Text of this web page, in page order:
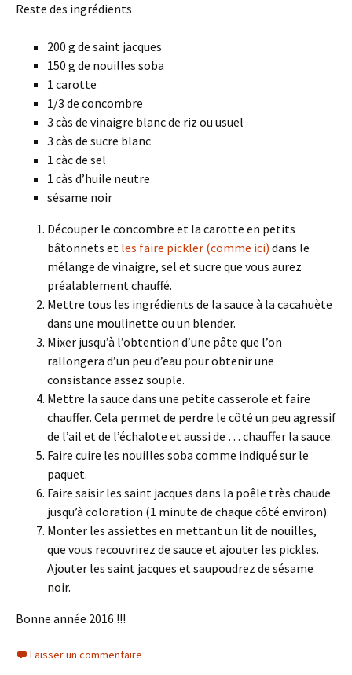
Reste des ingrédients
200 g de saint jacques
150 g de nouilles soba
1 carotte
1/3 de concombre
3 càs de vinaigre blanc de riz ou usuel
3 càs de sucre blanc
1 càc de sel
1 càs d’huile neutre
sésame noir
Découper le concombre et la carotte en petits
bâtonnets et les faire pickler (comme ici) dans le
mélange de vinaigre, sel et sucre que vous aurez
préalablement chauffé.
Mettre tous les ingrédients de la sauce à la cacahuète
dans une moulinette ou un blender.
Mixer jusqu’à l’obtention d’une pâte que l’on
rallongera d’un peu d’eau pour obtenir une
consistance assez souple.
Mettre la sauce dans une petite casserole et faire
chauffer. Cela permet de perdre le côté un peu agressif
de l’ail et de l’échalote et aussi de … chauffer la sauce.
Faire cuire les nouilles soba comme indiqué sur le
paquet.
Faire saisir les saint jacques dans la poêle très chaude
jusqu’à coloration (1 minute de chaque côté environ).
Monter les assiettes en mettant un lit de nouilles,
que vous recouvrirez de sauce et ajouter les pickles.
Ajouter les saint jacques et saupoudrez de sésame
noir.
Bonne année 2016 !!!
Laisser un commentaire